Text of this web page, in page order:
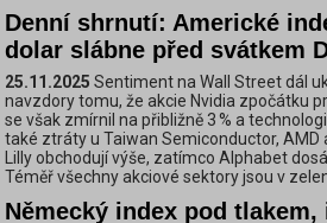
Denní shrnutí: Americké
dolar slábne před svátkem
25.11.2025 Sentiment na Wall Street dál
navzdory tomu, že akcie Nvidia zpočátku
se však zmírnil na přibližně 3 % a
také ztráty u Taiwan Semiconductor, AMD
Lilly obchodují výše, zatímco Alphabet
Téměř všechny akciové sektory jsou v
Německý index pod